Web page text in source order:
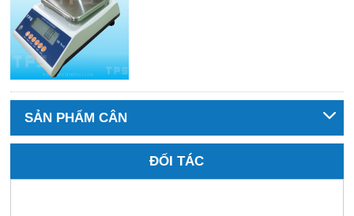
SẢN PHẨM CÂN
ĐỐI TÁC